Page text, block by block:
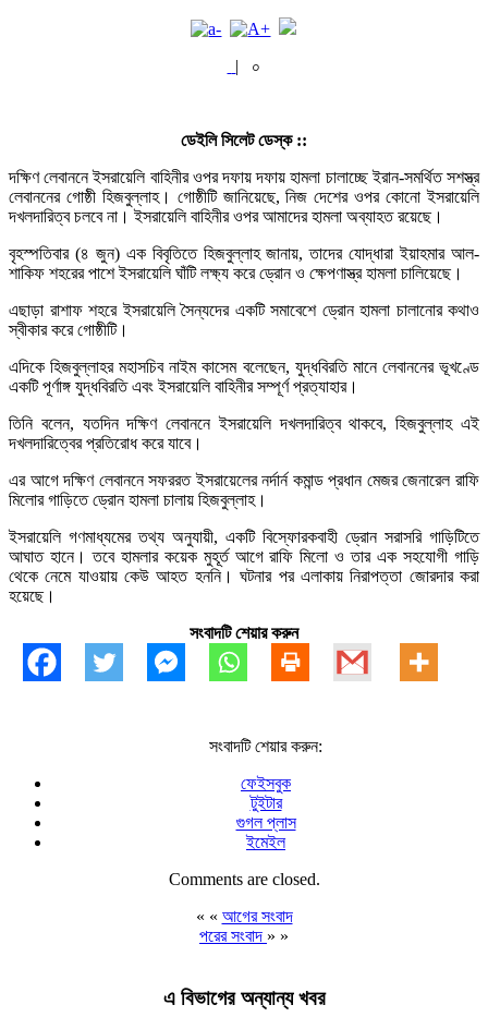
| ০
ডেইলি সিলেট ডেস্ক ::
দক্ষিণ লেবাননে ইসরায়েলি বাহিনীর ওপর দফায় দফায় হামলা চালাচ্ছে ইরান-সমর্থিত সশস্ত্র
লেবাননের গোষ্ঠী হিজবুল্লাহ। গোষ্ঠীটি জানিয়েছে, নিজ দেশের ওপর কোনো ইসরায়েলি
দখলদারিত্ব চলবে না। ইসরায়েলি বাহিনীর ওপর আমাদের হামলা অব্যাহত রয়েছে।
বৃহস্পতিবার (৪ জুন) এক বিবৃতিতে হিজবুল্লাহ জানায়, তাদের যোদ্ধারা ইয়াহমার আল-
শাকিফ শহরের পাশে ইসরায়েলি ঘাঁটি লক্ষ্য করে ড্রোন ও ক্ষেপণাস্ত্র হামলা চালিয়েছে।
এছাড়া রাশাফ শহরে ইসরায়েলি সৈন্যদের একটি সমাবেশে ড্রোন হামলা চালানোর কথাও
স্বীকার করে গোষ্ঠীটি।
এদিকে হিজবুল্লাহর মহাসচিব নাইম কাসেম বলেছেন, যুদ্ধবিরতি মানে লেবাননের ভূখণ্ডে
একটি পূর্ণাঙ্গ যুদ্ধবিরতি এবং ইসরায়েলি বাহিনীর সম্পূর্ণ প্রত্যাহার।
তিনি বলেন, যতদিন দক্ষিণ লেবাননে ইসরায়েলি দখলদারিত্ব থাকবে, হিজবুল্লাহ এই
দখলদারিত্বের প্রতিরোধ করে যাবে।
এর আগে দক্ষিণ লেবাননে সফররত ইসরায়েলের নর্দার্ন কমান্ড প্রধান মেজর জেনারেল রাফি
মিলোর গাড়িতে ড্রোন হামলা চালায় হিজবুল্লাহ।
ইসরায়েলি গণমাধ্যমের তথ্য অনুযায়ী, একটি বিস্ফোরকবাহী ড্রোন সরাসরি গাড়িটিতে
আঘাত হানে। তবে হামলার কয়েক মুহূর্ত আগে রাফি মিলো ও তার এক সহযোগী গাড়ি
থেকে নেমে যাওয়ায় কেউ আহত হননি। ঘটনার পর এলাকায় নিরাপত্তা জোরদার করা
হয়েছে।
সংবাদটি শেয়ার করুন
সংবাদটি শেয়ার করুন:
ফেইসবুক
টুইটার
গুগল প্লাস
ইমেইল
Comments are closed.
« « আগের সংবাদ
পরের সংবাদ » »
এ বিভাগের অন্যান্য খবর